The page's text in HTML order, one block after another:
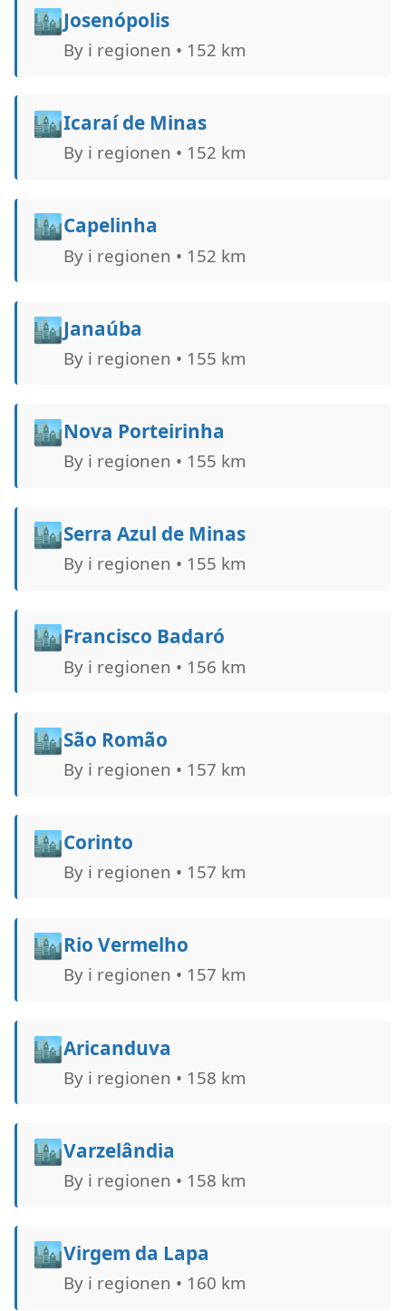
🏙️Josenópolis
By i regionen • 152 km
🏙️Icaraí de Minas
By i regionen • 152 km
🏙️Capelinha
By i regionen • 152 km
🏙️Janaúba
By i regionen • 155 km
🏙️Nova Porteirinha
By i regionen • 155 km
🏙️Serra Azul de Minas
By i regionen • 155 km
🏙️Francisco Badaró
By i regionen • 156 km
🏙️São Romão
By i regionen • 157 km
🏙️Corinto
By i regionen • 157 km
🏙️Rio Vermelho
By i regionen • 157 km
🏙️Aricanduva
By i regionen • 158 km
🏙️Varzelândia
By i regionen • 158 km
🏙️Virgem da Lapa
By i regionen • 160 km